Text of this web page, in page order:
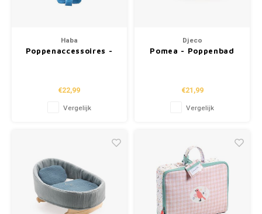
Haba
Poppenaccessoires -
€22,99
Vergelijk
Djeco
Pomea - Poppenbad
€21,99
Vergelijk